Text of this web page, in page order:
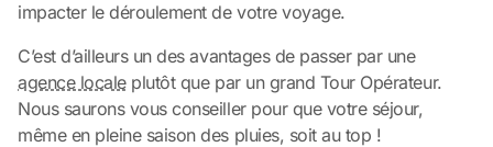
impacter le déroulement de votre voyage.
C’est d’ailleurs un des avantages de passer par une
agence localeplutôt que par un grand Tour Opérateur.
Nous saurons vous conseiller pour que votre séjour,
même en pleine saison des pluies, soit au top !